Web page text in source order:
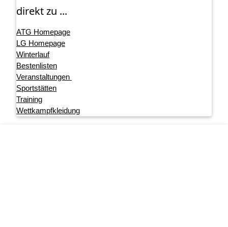
direkt zu ...
ATG Homepage
LG Homepage
Winterlauf
Bestenlisten
Veranstaltungen
Sportstätten
Training
Wettkampfkleidung